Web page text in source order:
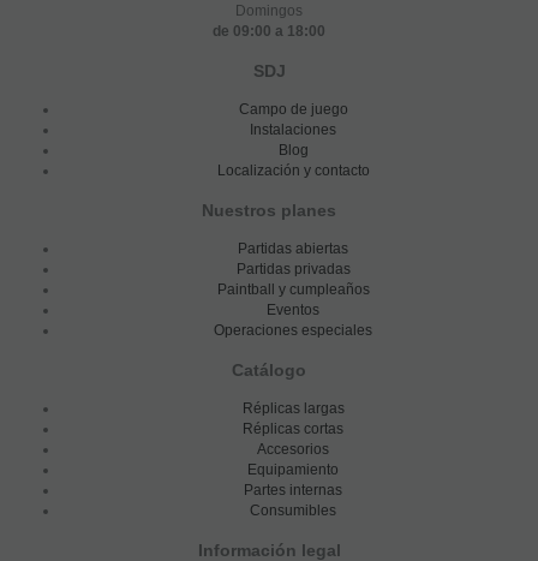
Domingos
de 09:00 a 18:00
SDJ
Campo de juego
Instalaciones
Blog
Localización y contacto
Nuestros planes
Partidas abiertas
Partidas privadas
Paintball y cumpleaños
Eventos
Operaciones especiales
Catálogo
Réplicas largas
Réplicas cortas
Accesorios
Equipamiento
Partes internas
Consumibles
Información legal